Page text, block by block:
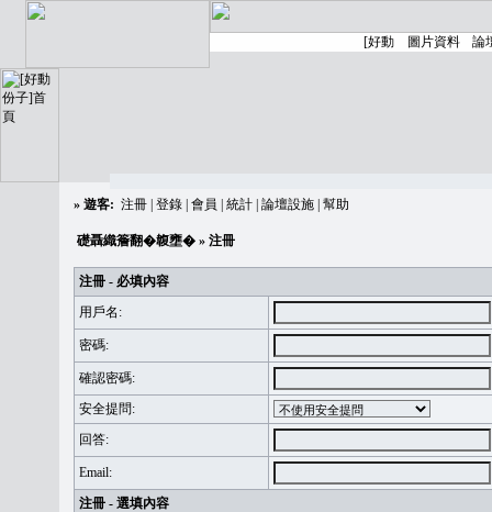
» 遊客: 注冊 登錄 會員 統計 論壇設施 幫助
礎聶織簷翻�䪖壅� » 注冊
注冊 - 必填內容
用戶名:
密碼:
確認密碼:
安全提問:
回答:
Email:
注冊 - 選填內容